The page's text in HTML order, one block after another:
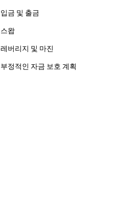
입금 및 출금
스왑
레버리지 및 마진
부정적인 자금 보호 계획